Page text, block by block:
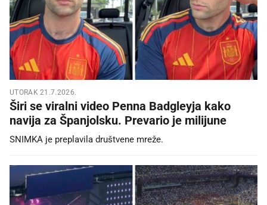
UTORAK 21.7.2026.
Širi se viralni video Penna Badgleyja kako
navija za Španjolsku. Prevario je milijune
SNIMKA je preplavila društvene mreže.